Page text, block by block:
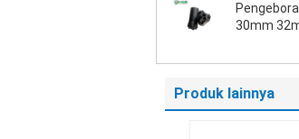
30mm
Produk lainnya